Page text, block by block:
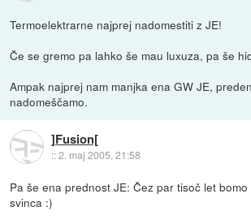
Termoelektrarne najprej nadomestiti z JE!
Če se gremo pa lahko še mau luxuza, pa še
Ampak najprej nam manjka ena GW JE,
nadomeščamo.
]Fusion[
::2. maj 2005, 21:58
Pa še ena prednost JE: Čez par tisoč let
svinca :)